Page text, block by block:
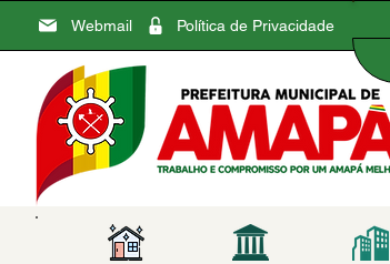
Webmail Política de Privacidade